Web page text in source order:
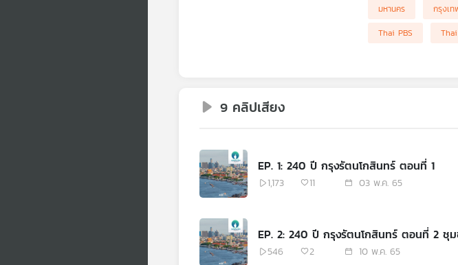
มหานคร กรุงเ
Thai PBS
9 คลิปเสียง
EP. 1: 240 ปี กรุงรัตนโกสินทร์ ตอนที่ 1
1,173 11 03 พ.ค. 65
EP. 2:
546 2 10 พ.ค. 65